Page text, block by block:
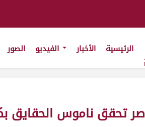
الرئيسية الأخبار الصور
تحقق ناموس الحقايق